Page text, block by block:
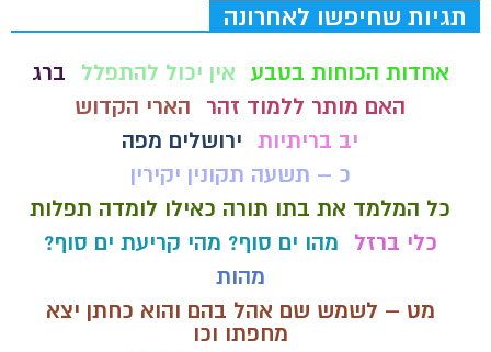
תגיות שחיפשו לאחרונה
אחדות הכוחות בטבע אין יכול להתפלל
ברג
האם מותר ללמוד זהר
הארי הקדוש
יב בריתיות ירושלים מפה
כ – תשעה תקונין יקירין
כל המלמד את בתו תורה כאילו לומדה תפלות
כלי ברזל
מהו ים סוף? מהי קריעת ים סוף?
מהות
מט – לשמש שם אהל בהם והוא כחתן יצא
מחפתו וכו